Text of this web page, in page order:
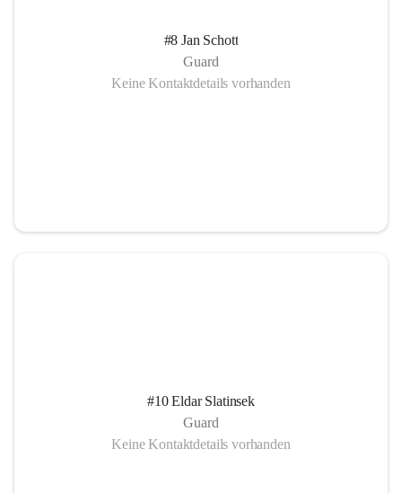
#8 Jan Schott
Guard
Keine Kontaktdetails vorhanden
#10 Eldar Slatinsek
Guard
Keine Kontaktdetails vorhanden